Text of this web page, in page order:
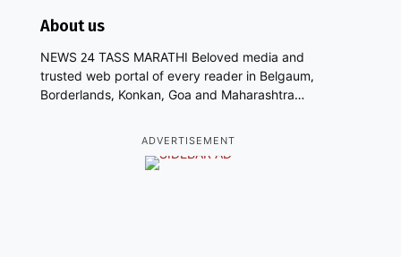
About us
NEWS 24 TASS MARATHI Beloved media and
trusted web portal of every reader in Belgaum,
Borderlands, Konkan, Goa and Maharashtra…
ADVERTISEMENT